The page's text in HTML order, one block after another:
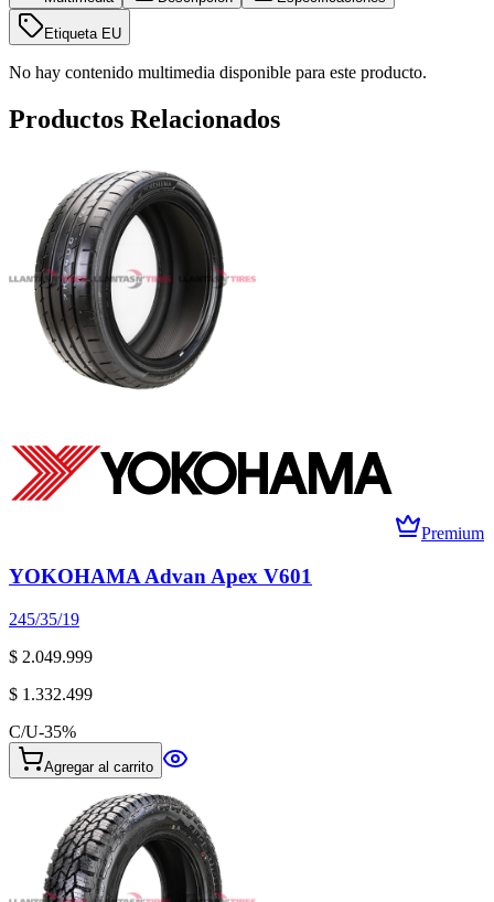
Etiqueta EU
No hay contenido multimedia disponible para este producto.
Productos Relacionados
Premium
YOKOHAMA Advan Apex V601
245/35/19
$ 2.049.999
$ 1.332.499
C/U-35%
Agregar al carrito